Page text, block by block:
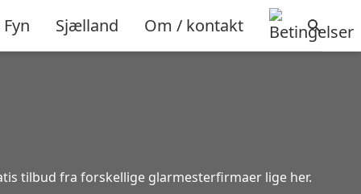
Fyn Sjælland Om / kontakt
tilbud fra forskellige glarmesterfirmaer lige her.